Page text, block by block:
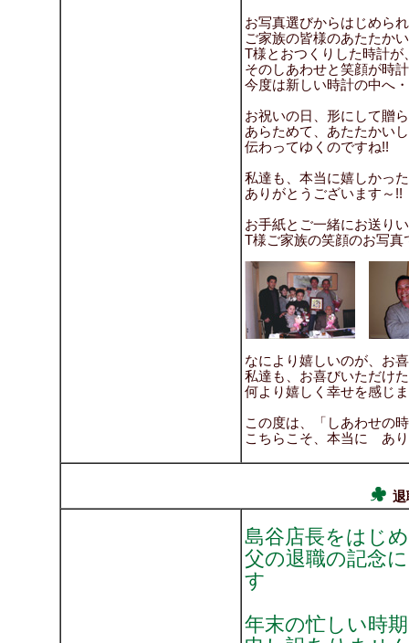
お写真選びからはじめら
ご家族の皆様のあたたか
T様とおつくりした時計
そのしあわせと笑顔が時
今度は新しい時計の中へ
お祝いの日、形にして贈
あらためて、あたたかい
伝わってゆくのですね!!
私達も、本当に嬉しかっ
ありがとうございます～!!
お手紙とご一緒にお送り
T様ご家族の笑顔のお写真
なにより嬉しいのが、お
私達も、お喜びいただけ
何より嬉しく幸せを感じ
この度は、「しあわせの
こちらこそ、本当に あ
退
島谷店長をはじ
父の退職の記念
す
年末の忙しい時